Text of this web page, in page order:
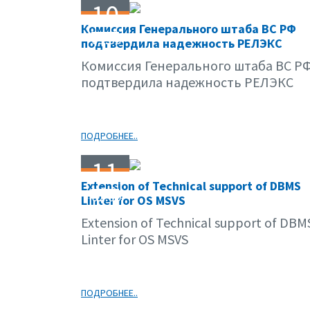
10
03.09
Комиссия Генерального штаба ВС РФ
подтвердила надежность РЕЛЭКС
Комиссия Генерального штаба ВС
подтвердила надежность РЕЛЭКС
ПОДРОБНЕЕ..
11
02.09
Extension of Technical support of DBMS
Linter for OS MSVS
Extension of Technical support of
Linter for OS MSVS
ПОДРОБНЕЕ..